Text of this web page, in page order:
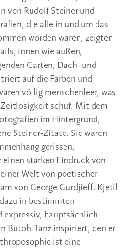
von Rudolf Steiner und
die alle in und um das
worden waren, zeigten
innen wie außen,
Garten, Dach- und
auf die Farben und
völlig menschenleer, was
schuf. Mit dem
im Hintergrund,
Steiner-Zitate. Sie waren
gerissen,
starken Eindruck von
Welt von poetischer
von George Gurdjieff. Kjetil
in bestimmten
expressiv, hauptsächlich
Butoh-Tanz inspiriert, den er
ist eine